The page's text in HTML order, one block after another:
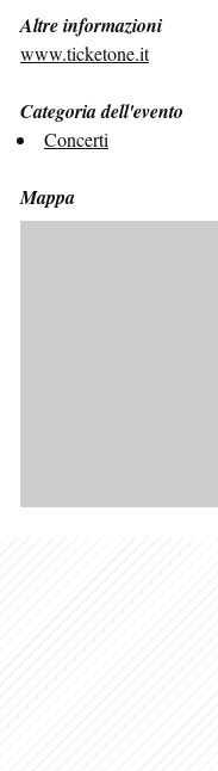
Altre informazioni
www.ticketone.it
Categoria dell'evento
Concerti
Mappa